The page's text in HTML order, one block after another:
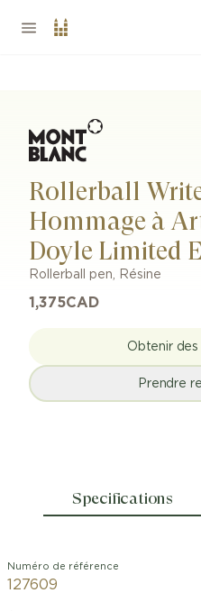
Rollerball
Hommage à
Doyle Limited
Rollerball pen, Résine
1,375CAD
Obtenir
Prendre
Specifications
Numéro de référence
127609